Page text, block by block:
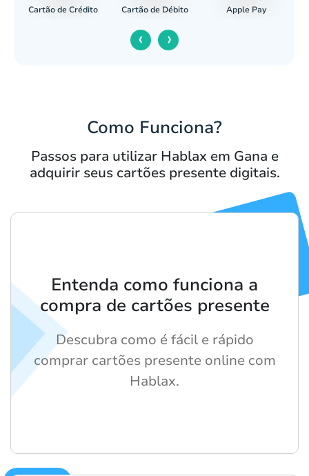
Cartão de Crédito Cartão de Débito Apple Pay
‹ ›
Como Funciona?
Passos para utilizar Hablax em Gana e
adquirir seus cartões presente digitais.
Entenda como funciona a
compra de cartões presente
Descubra como é fácil e rápido
comprar cartões presente online com
Hablax.